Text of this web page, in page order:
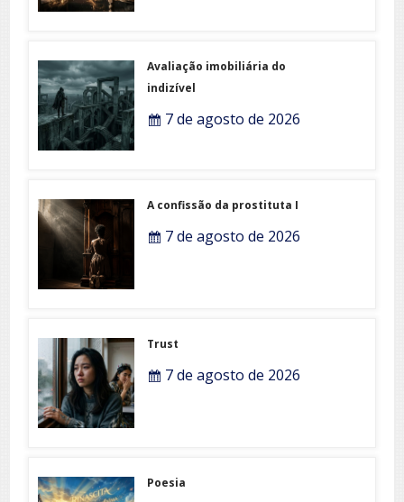
Avaliação imobiliária do
indizível
7 de agosto de 2026
A confissão da prostituta I
7 de agosto de 2026
Trust
7 de agosto de 2026
Poesia